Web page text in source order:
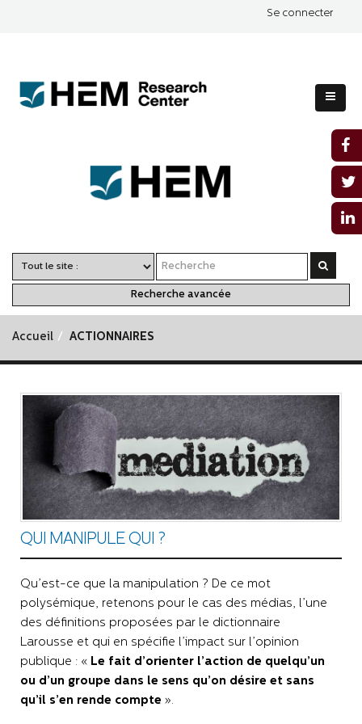
Se connecter
Recherche avancée
Accueil ACTIONNAIRES
QUI MANIPULE QUI ?
Qu’est-ce que la manipulation ? De ce mot
polysémique, retenons pour le cas des médias, l’une
des définitions proposées par le dictionnaire
Larousse et qui en spécifie l’impact sur l’opinion
publique : « Le fait d’orienter l’action de quelqu’un
ou d’un groupe dans le sens qu’on désire et sans
qu’il s’en rende compte ».